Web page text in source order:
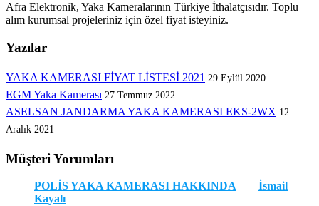
Afra Elektronik, Yaka Kameralarının Türkiye İthalatçısıdır. Toplu
alım kurumsal projeleriniz için özel fiyat isteyiniz.
Yazılar
YAKA KAMERASI FİYAT LİSTESİ 2021 29 Eylül 2020
EGM Yaka Kamerası 27 Temmuz 2022
ASELSAN JANDARMA YAKA KAMERASI EKS-2WX 12
Aralık 2021
Müşteri Yorumları
POLİS YAKA KAMERASI HAKKINDA
İsmail
Kayalı